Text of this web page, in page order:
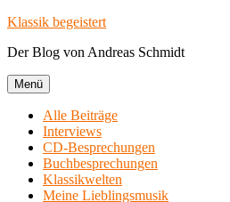
Zum
springen
Klassik begeistert
Der Blog von Andreas Schmidt
Menü
Alle Beiträge
Interviews
CD-Besprechungen
Buchbesprechungen
Klassikwelten
Meine Lieblingsmusik